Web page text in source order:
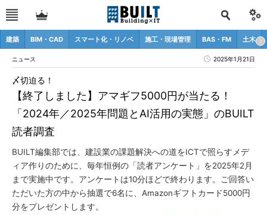
建築 BIM・CAD スマート化・リノベ 施工・現場管理 BAS・FM 土木
ニュース 2025年1月21日
【終了しました】アマギフ5000円が当たる！
「2024年／2025年問題とAI活用の実態」のBUILT
読者調査
〆切迫る！
BUILT編集部では、建設業の課題解決への道をICTで照らすメデ
ィア作りのために、毎年恒例の「読者アンケート」を2025年2月
まで実施中です。アンケートは10分ほどで終わります。ご回答い
ただいた方の中から抽選で6名に、Amazonギフトカード5000円
分をプレゼントします。